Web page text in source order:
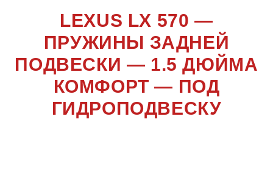
LEXUS LX 570 —
ПРУЖИНЫ ЗАДНЕЙ
ПОДВЕСКИ — 1.5 ДЮЙМА
КОМФОРТ — ПОД
ГИДРОПОДВЕСКУ